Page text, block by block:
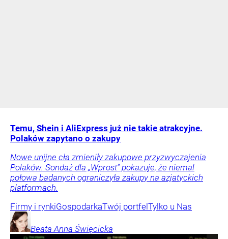
Temu, Shein i AliExpress już nie takie atrakcyjne.
Polaków zapytano o zakupy
Nowe unijne cła zmieniły zakupowe przyzwyczajenia
Polaków. Sondaż dla „Wprost” pokazuje, że niemal
połowa badanych ograniczyła zakupy na azjatyckich
platformach.
Firmy i rynkiGospodarkaTwój portfel Tylko u Nas
Beata Anna Święcicka